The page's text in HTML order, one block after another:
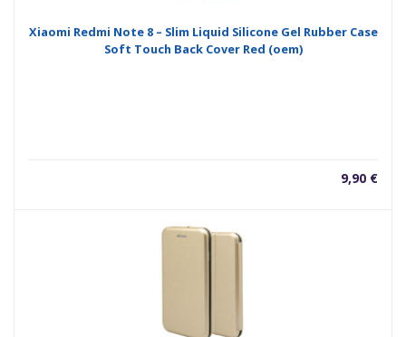
Xiaomi Redmi Note 8 – Slim Liquid Silicone Gel Rubber Case
Soft Touch Back Cover Red (oem)
9,90 €